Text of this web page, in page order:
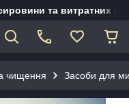
та витратних
чищення Засоби для